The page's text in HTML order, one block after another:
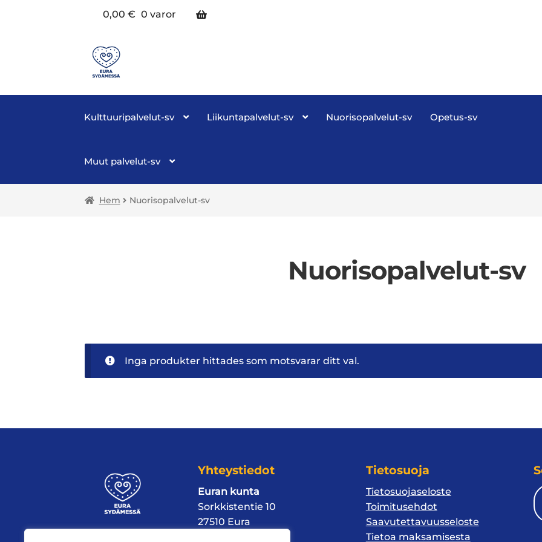
0,00€ 0 varor
Kulttuuripalvelut-sv Liikuntapalvelut-sv Nuorisopalvelut-sv Opetus-sv
Muut palvelut-sv
Hem Nuorisopalvelut-sv
Nuorisopalvelut-sv
Inga produkter hittades som motsvarar ditt val.
Yhteystiedot
Euran kunta
Sorkkistentie 10
27510 Eura
Tietosuoja
Tietosuojaseloste
Toimitusehdot
Saavutettavuusseloste
Tietoa maksamisesta